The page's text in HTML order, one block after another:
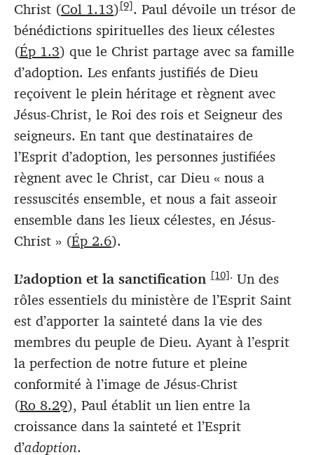
Christ (Col 1.13)[9]. Paul dévoile un trésor de
bénédictions spirituelles des lieux célestes
(Ép 1.3) que le Christ partage avec sa famille
d’adoption. Les enfants justifiés de Dieu
reçoivent le plein héritage et règnent avec
Jésus-Christ, le Roi des rois et Seigneur des
seigneurs. En tant que destinataires de
l’Esprit d’adoption, les personnes justifiées
règnent avec le Christ, car Dieu « nous a
ressuscités ensemble, et nous a fait asseoir
ensemble dans les lieux célestes, en Jésus-
Christ » (Ép 2.6).
L’adoption et la sanctification [10]. Un des
rôles essentiels du ministère de l’Esprit Saint
est d’apporter la sainteté dans la vie des
membres du peuple de Dieu. Ayant à l’esprit
la perfection de notre future et pleine
conformité à l’image de Jésus-Christ
(Ro 8.29), Paul établit un lien entre la
croissance dans la sainteté et l’Esprit
d’adoption.